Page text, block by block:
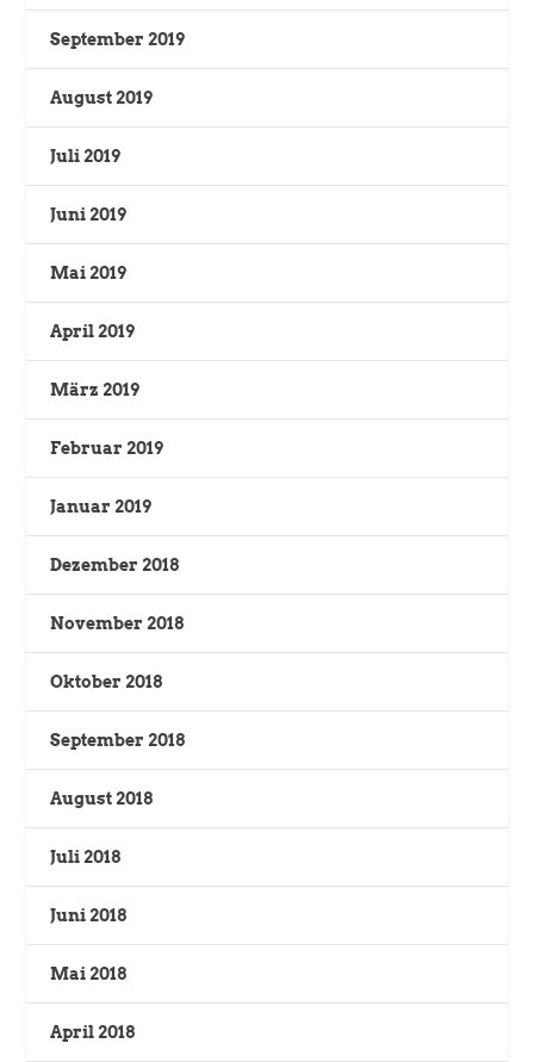
September 2019
August 2019
Juli 2019
Juni 2019
Mai 2019
April 2019
März 2019
Februar 2019
Januar 2019
Dezember 2018
November 2018
Oktober 2018
September 2018
August 2018
Juli 2018
Juni 2018
Mai 2018
April 2018